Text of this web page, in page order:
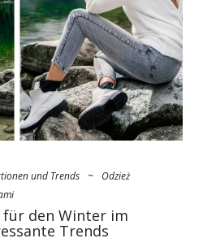
und Trends ~
Odzież
für den Winter im
Trends